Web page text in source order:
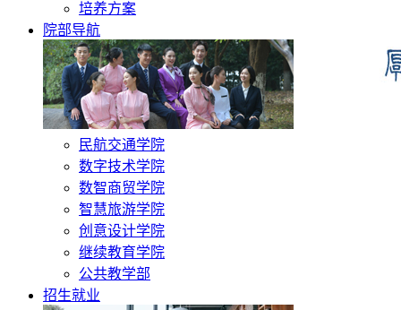
培养方案
院部导航
民航交通学院
数字技术学院
数智商贸学院
智慧旅游学院
创意设计学院
继续教育学院
公共教学部
招生就业